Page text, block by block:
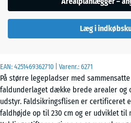
EAN:4251469362710 | Varenr.:6271
På større legepladser med
faldunderlaget dække brede arealer og
udstyr. Faldsikringsflisen er certificeret
faldhøjde op til 230 cm og er udviklet til
Sandbeige + 39,00 kr.
Læg i